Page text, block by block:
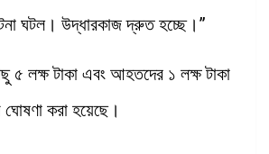
ঘটল। উদ্ধারকাজ দ্রুত হচ্ছে।”
৫ লক্ষ টাকা এবং আহতদের ১ লক্ষ টাকা
করা হয়েছে।